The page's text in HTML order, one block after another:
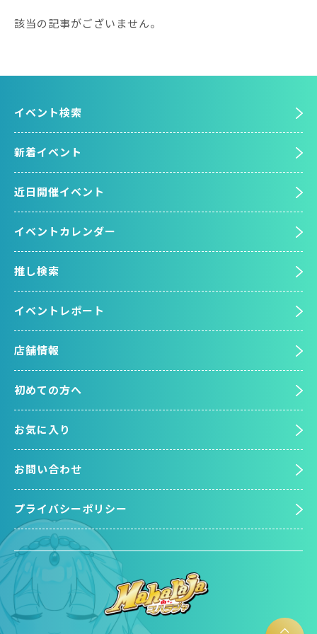
該当の記事がございません。
イベント検索
新着イベント
近日開催イベント
イベントカレンダー
推し検索
イベントレポート
店舗情報
初めての方へ
お気に入り
お問い合わせ
プライバシーポリシー